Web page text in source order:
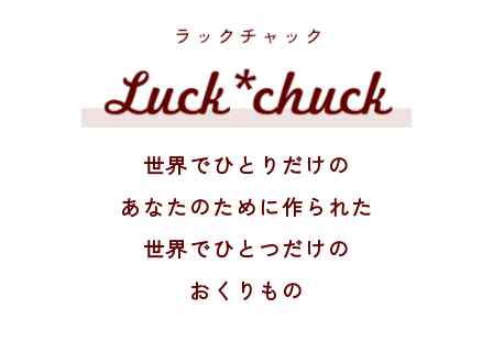
世界でひとりだけの
あなたのために作られた
世界でひとつだけの
おくりもの